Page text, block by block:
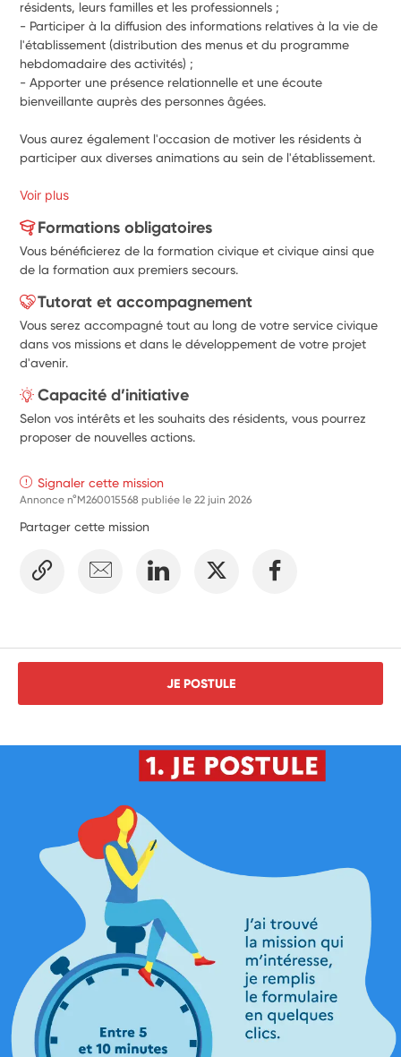
résidents, leurs familles et les professionnels ;
- Participer à la diffusion des informations relatives à la vie de
l'établissement (distribution des menus et du programme
hebdomadaire des activités) ;
- Apporter une présence relationnelle et une écoute
bienveillante auprès des personnes âgées.
Vous aurez également l'occasion de motiver les résidents à
participer aux diverses animations au sein de l'établissement.
Voir plus
Formations obligatoires
Vous bénéficierez de la formation civique et civique ainsi que
de la formation aux premiers secours.
Tutorat et accompagnement
Vous serez accompagné tout au long de votre service civique
dans vos missions et dans le développement de votre projet
d'avenir.
Capacité d’initiative
Selon vos intérêts et les souhaits des résidents, vous pourrez
proposer de nouvelles actions.
Signaler cette mission
Annonce n°M260015568 publiée le22 juin 2026
Partager cette mission
JE POSTULE